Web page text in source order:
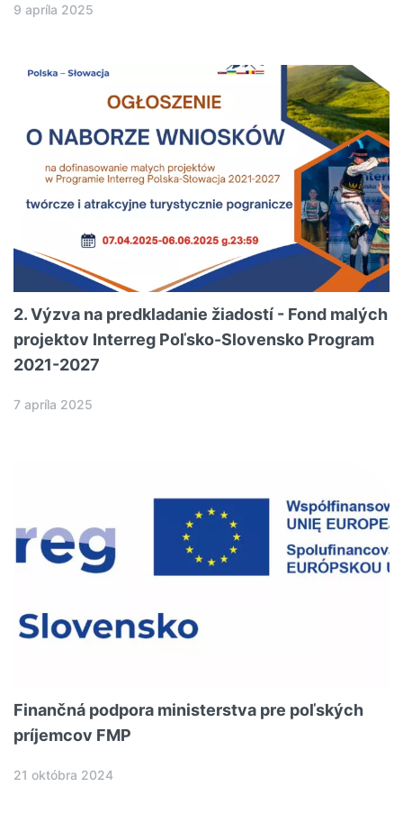
9 apríla 2025
2. Výzva na predkladanie žiadostí - Fond malých
projektov Interreg Poľsko-Slovensko Program
2021-2027
7 apríla 2025
Finančná podpora ministerstva pre poľských
príjemcov FMP
21 októbra 2024